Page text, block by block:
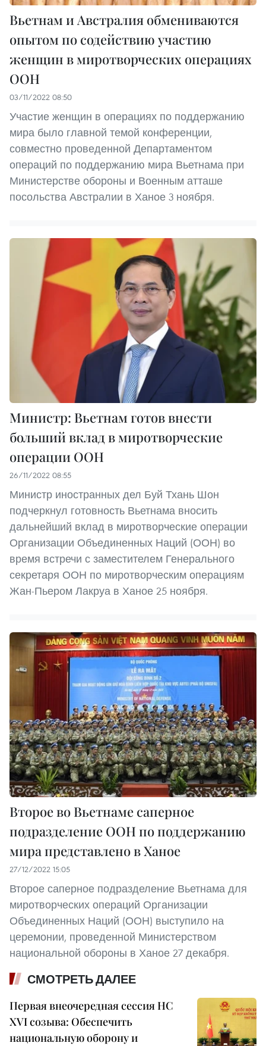
Вьетнам и Австралия обмениваются
опытом по содействию участию
женщин в миротворческих операциях
ООН
03/11/2022 08:50
Участие женщин в операциях по поддержанию
мира было главной темой конференции,
совместно проведенной Департаментом
операций по поддержанию мира Вьетнама при
Министерстве обороны и Военным атташе
посольства Австралии в Ханое 3 ноября.
Министр: Вьетнам готов внести
больший вклад в миротворческие
операции ООН
26/11/2022 08:55
Министр иностранных дел Буй Тхань Шон
подчеркнул готовность Вьетнама вносить
дальнейший вклад в миротворческие операции
Организации Объединенных Наций (ООН) во
время встречи с заместителем Генерального
секретаря ООН по миротворческим операциям
Жан-Пьером Лакруа в Ханое 25 ноября.
Второе во Вьетнаме саперное
подразделение ООН по поддержанию
мира представлено в Ханое
27/12/2022 15:05
Второе саперное подразделение Вьетнама для
миротворческих операций Организации
Объединенных Наций (ООН) выступило на
церемонии, проведенной Министерством
национальной обороны в Ханое 27 декабря.
СМОТРЕТЬ ДАЛЕЕ
Первая внеочередная сессия НС
XVI созыва: Обеспечить
национальную оборону и